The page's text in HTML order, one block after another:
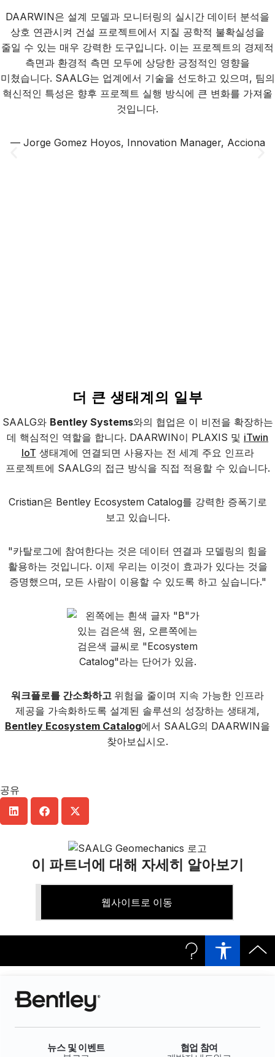
DAARWIN은 설계 모델과 모니터링의 실시간 데이터 분석을
상호 연관시켜 건설 프로젝트에서 지질 공학적 불확실성을
줄일 수 있는 매우 강력한 도구입니다. 이는 프로젝트의 경제적
측면과 환경적 측면 모두에 상당한 긍정적인 영향을
미쳤습니다. SAALG는 업계에서 기술을 선도하고 있으며, 팀의
혁신적인 특성은 향후 프로젝트 실행 방식에 큰 변화를 가져올
것입니다.
— Jorge Gomez Hoyos, Innovation Manager, Acciona
더 큰 생태계의 일부
SAALG와 Bentley Systems와의 협업은 이 비전을 확장하는
데 핵심적인 역할을 합니다. DAARWIN이 PLAXIS 및 iTwin
IoT 생태계에 연결되면 사용자는 전 세계 주요 인프라
프로젝트에 SAALG의 접근 방식을 직접 적용할 수 있습니다.
Cristian은 Bentley Ecosystem Catalog를 강력한 증폭기로
보고 있습니다.
"카탈로그에 참여한다는 것은 데이터 연결과 모델링의 힘을
활용하는 것입니다. 이제 우리는 이것이 효과가 있다는 것을
증명했으며, 모든 사람이 이용할 수 있도록 하고 싶습니다."
워크플로를 간소화하고 위험을 줄이며 지속 가능한 인프라
제공을 가속화하도록 설계된 솔루션의 성장하는 생태계,
Bentley Ecosystem Catalog에서 SAALG의 DAARWIN을
찾아보십시오.
공유
이 파트너에 대해 자세히 알아보기
웹사이트로 이동
뉴스 및 이벤트
협업 참여